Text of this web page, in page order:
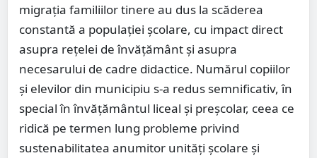
migrația familiilor tinere au dus la scăderea
constantă a populației școlare, cu impact direct
asupra rețelei de învățământ și asupra
necesarului de cadre didactice. Numărul copiilor
și elevilor din municipiu s-a redus semnificativ, în
special în învățământul liceal și preșcolar, ceea ce
ridică pe termen lung probleme privind
sustenabilitatea anumitor unități școlare și